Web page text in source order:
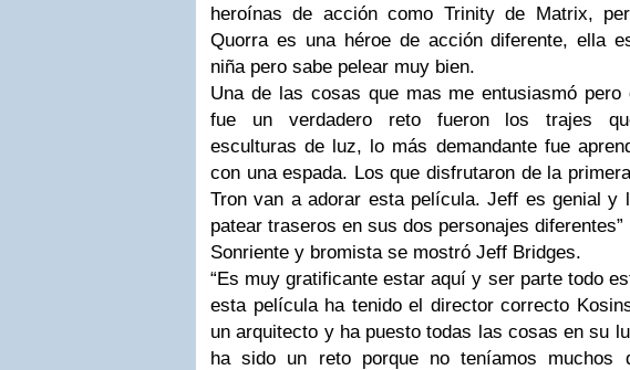
heroínas de acción como Trinity de Matrix,
Quorra es una héroe de acción diferente, ella
niña pero sabe pelear muy bien.
Una de las cosas que mas me entusiasmó pero
fue un verdadero reto fueron los trajes
esculturas de luz, lo más demandante fue
con una espada. Los que disfrutaron de la
Tron van a adorar esta película. Jeff es genial y
patear traseros en sus dos personajes diferentes”
Sonriente y bromista se mostró Jeff Bridges.
“Es muy gratificante estar aquí y ser parte todo
esta película ha tenido el director correcto
un arquitecto y ha puesto todas las cosas en su
ha sido un reto porque no teníamos muchos